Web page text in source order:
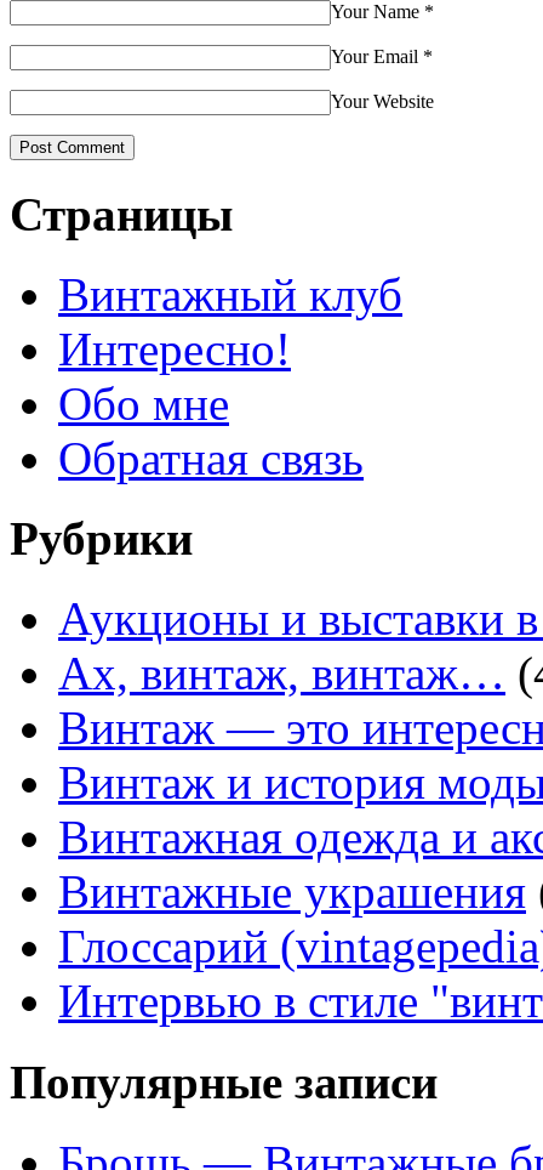
Your Name *
Your Email *
Your Website
Страницы
Винтажный клуб
Интересно!
Обо мне
Обратная связь
Рубрики
Аукционы и выставки
Ах, винтаж, винтаж…
Винтаж — это
Винтаж и история
Винтажная одежда и
Винтажные украшения
Глоссарий
Интервью в стиле
Популярные записи